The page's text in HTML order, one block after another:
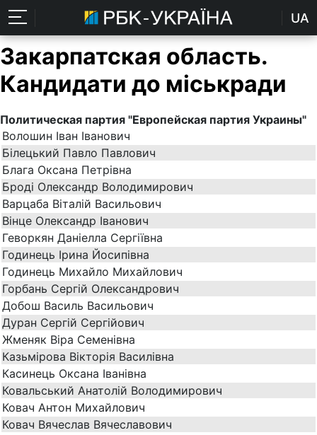
UA
Закарпатская область.
Кандидати до міськради
Политическая партия "Европейская партия Украины"
Волошин Іван Іванович
Білецький Павло Павлович
Блага Оксана Петрівна
Броді Олександр Володимирович
Варцаба Віталій Васильович
Вінце Олександр Іванович
Геворкян Даніелла Сергіївна
Годинець Ірина Йосипівна
Годинець Михайло Михайлович
Горбань Сергій Олександрович
Добош Василь Васильович
Дуран Сергій Сергійович
Жменяк Віра Семенівна
Казьмірова Вікторія Василівна
Касинець Оксана Іванівна
Ковальський Анатолій Володимирович
Ковач Антон Михайлович
Ковач Вячеслав Вячеславович